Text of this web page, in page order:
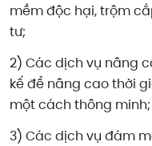
mềm độc hại, trộm
tư;
2) Các dịch vụ nâng
kế để nâng cao thời
một cách thông minh;
3) Các dịch vụ đám